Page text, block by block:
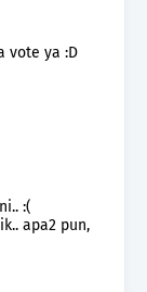
vote ya :D
:(
apa2 pun,